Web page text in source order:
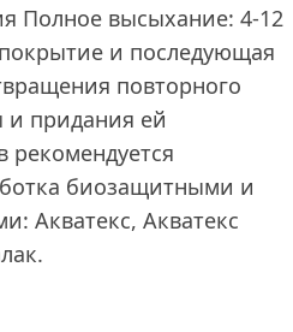
Полное высыхание: 4-12
и последующая
повторного
и придания ей
рекомендуется
биозащитными и
Акватекс, Акватекс